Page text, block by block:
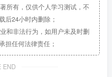
所有，仅供个人学习测试，不
后24小时内删除；
和非法行为，如用户未及时删
担任何法律责任；
END